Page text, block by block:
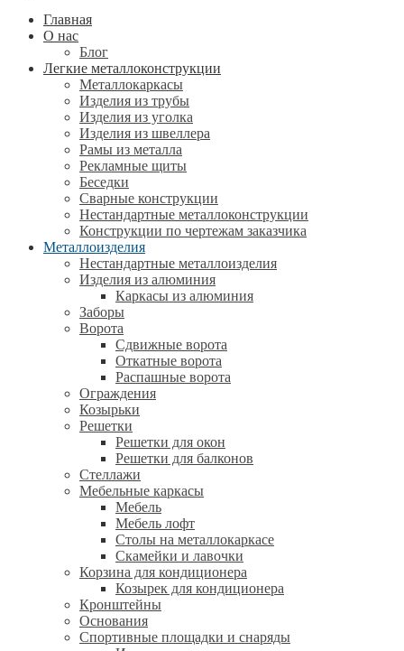
Главная
О нас
Блог
Легкие металлоконструкции
Металлокаркасы
Изделия из трубы
Изделия из уголка
Изделия из швеллера
Рамы из металла
Рекламные щиты
Беседки
Сварные конструкции
Нестандартные металлоконструкции
Конструкции по чертежам заказчика
Металлоизделия
Нестандартные металлоизделия
Изделия из алюминия
Каркасы из алюминия
Заборы
Ворота
Сдвижные ворота
Откатные ворота
Распашные ворота
Ограждения
Козырьки
Решетки
Решетки для окон
Решетки для балконов
Стеллажи
Мебельные каркасы
Мебель
Мебель лофт
Столы на металлокаркасе
Скамейки и лавочки
Корзина для кондиционера
Козырек для кондиционера
Кронштейны
Основания
Спортивные площадки и снаряды